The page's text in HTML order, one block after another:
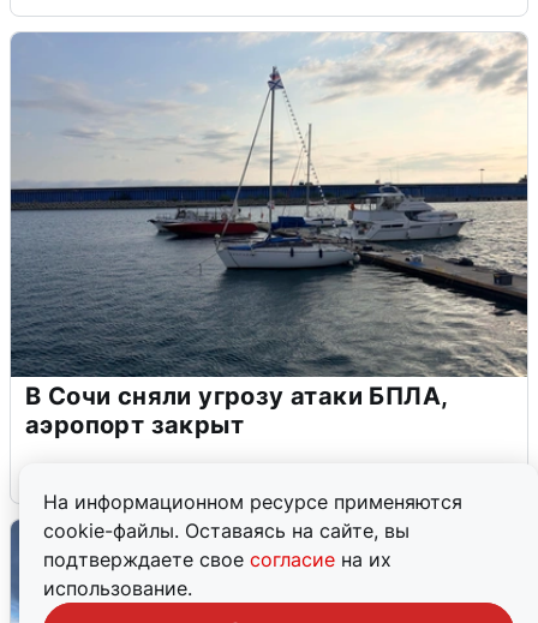
На информационном ресурсе применяются
cookie-файлы. Оставаясь на сайте, вы
подтверждаете свое согласие на их
использование.
В Сочи сняли угрозу атаки БПЛА,
аэропорт закрыт